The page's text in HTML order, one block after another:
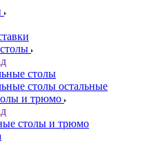
столы
столы остальные
и трюмо
столы и трюмо